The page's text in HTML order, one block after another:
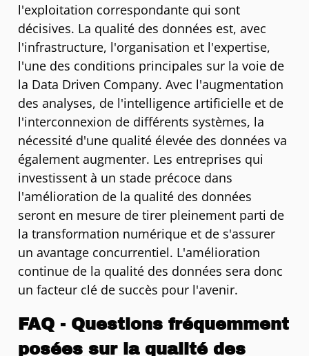
l'exploitation correspondante qui sont
décisives. La qualité des données est, avec
l'infrastructure, l'organisation et l'expertise,
l'une des conditions principales sur la voie de
la Data Driven Company. Avec l'augmentation
des analyses, de l'intelligence artificielle et de
l'interconnexion de différents systèmes, la
nécessité d'une qualité élevée des données va
également augmenter. Les entreprises qui
investissent à un stade précoce dans
l'amélioration de la qualité des données
seront en mesure de tirer pleinement parti de
la transformation numérique et de s'assurer
un avantage concurrentiel. L'amélioration
continue de la qualité des données sera donc
un facteur clé de succès pour l'avenir.
FAQ - Questions fréquemment
posées sur la qualité des